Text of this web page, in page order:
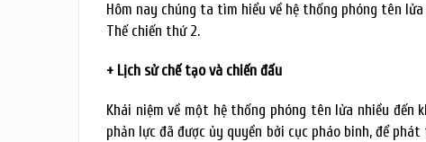
Hôm nay chúng ta tìm hiểu về hệ thống phóng tên
Thế chiến thứ 2.
+ Lịch sử chế tạo và chiến đấu
Khái niệm về một hệ thống phóng tên lửa nhiều đến
phản lực đã được ủy quyền bởi cục pháo binh, để